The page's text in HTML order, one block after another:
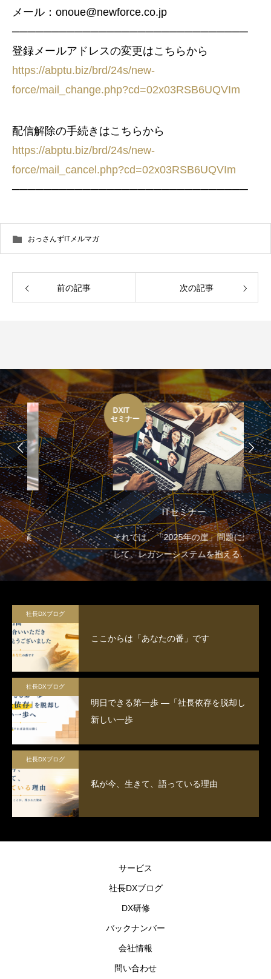
メール：onoue@newforce.co.jp
──────────────────────────────
登録メールアドレスの変更はこちらから
https://abptu.biz/brd/24s/new-
force/mail_change.php?cd=02x03RSB6UQVIm
配信解除の手続きはこちらから
https://abptu.biz/brd/24s/new-
force/mail_cancel.php?cd=02x03RSB6UQVIm
──────────────────────────────
おっさんずITメルマガ
前の記事 次の記事
DXIT
セミナー
ITセミナー
それでは、「2025年の崖」問題に対
して、レガシーシステムを抱える多
くの日本企業はどのような取り組み
2025年の崖による損失を避け、飛躍
していくためにDXの推進のために、
まずはITセミナーで意識の改革を行
うことが大切です。
社長DXブログ
ここからは「あなたの番」です
社長DXブログ
明日できる第一歩 ―「社長依存を脱却し
新しい一歩
社長DXブログ
私が今、生きて、語っている理由
サービス
社長DXブログ
DX研修
バックナンバー
会社情報
問い合わせ